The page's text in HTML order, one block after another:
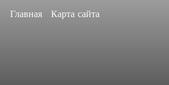
Главная Карта сайта